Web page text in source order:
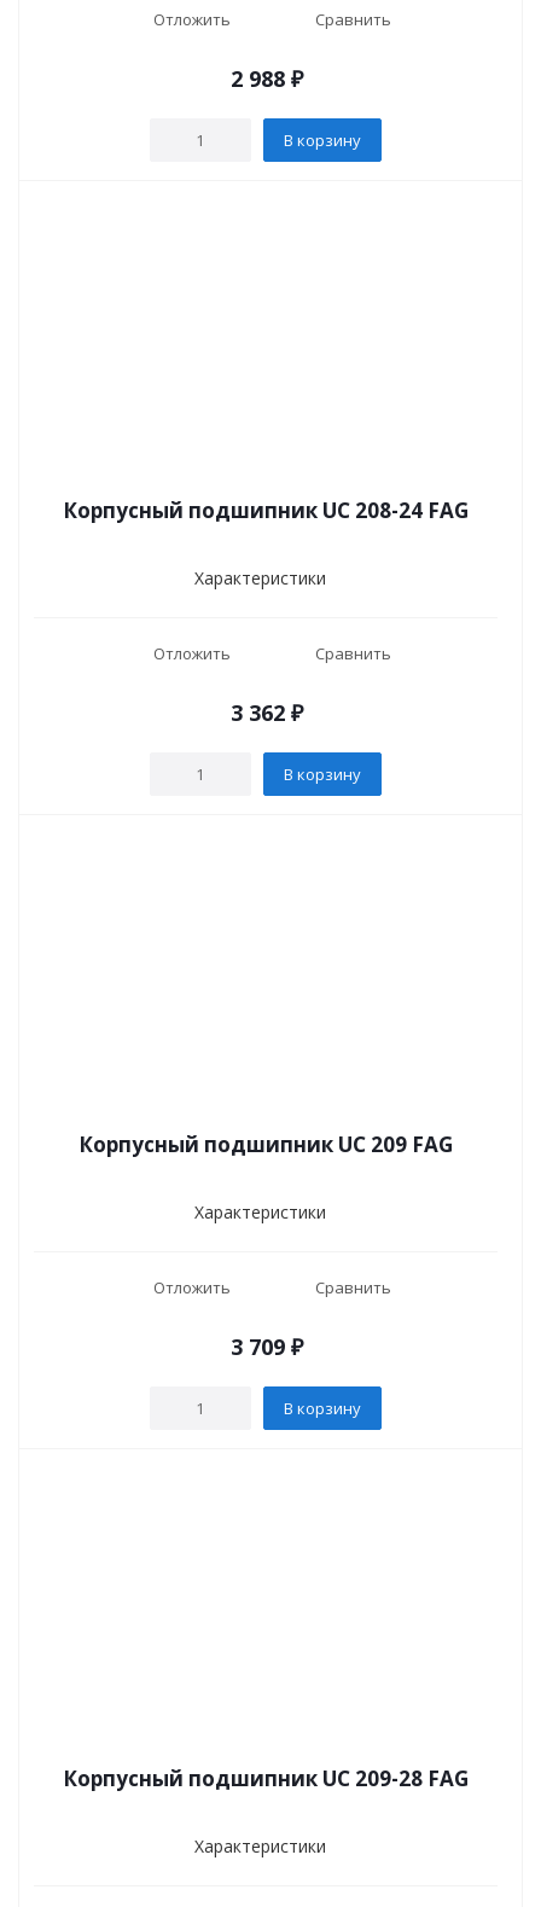
Отложить Сравнить
2 988₽
В корзину
Корпусный подшипник UC 208-24 FAG
Характеристики
Отложить Сравнить
3 362₽
В корзину
Корпусный подшипник UC 209 FAG
Характеристики
Отложить Сравнить
3 709₽
В корзину
Корпусный подшипник UC 209-28 FAG
Характеристики